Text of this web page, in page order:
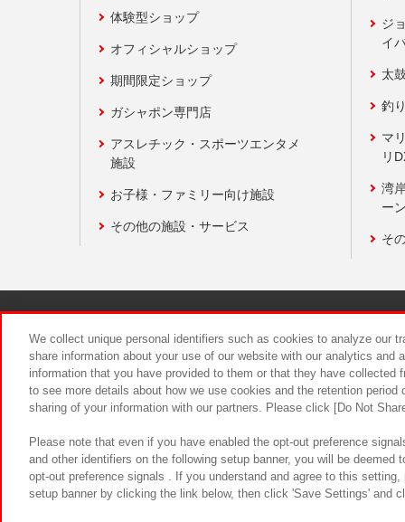
体験型ショップ
オフィシャルショップ
期間限定ショップ
ガシャポン専門店
アスレチック・スポーツエンタメ
施設
お子様・ファミリー向け施設
その他の施設・サービス
ジ
イ
太
釣
マ
リ
湾
ー
そ
食品のご
We collect unique personal identifiers such as cookies to analyze our
share information about your use of our website with our analytics and
information that you have provided to them or that they have
to see more details about how we use cookies and the retention
sharing of your information with our partners. Please click [Do Not
Please note that even if you have enabled the opt-out preference
and other identifiers on the following setup banner, you will be
opt-out preference signals . If you understand and agree to this
setup banner by clicking the link below, then click 'Save Settings' and